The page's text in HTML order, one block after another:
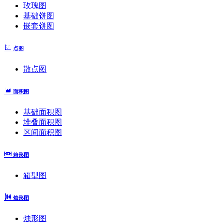
玫瑰图
基础饼图
嵌套饼图
点图
散点图
面积图
基础面积图
堆叠面积图
区间面积图
箱形图
箱型图
烛形图
烛形图